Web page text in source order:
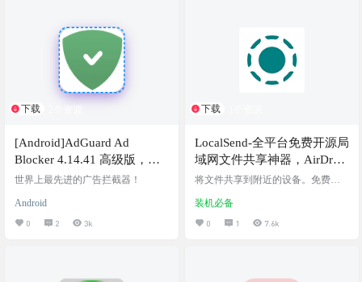
具imFile ，今天阿喵就分享介绍下im
File 软件介绍 imFile 是一款全能的下
载工具，支持多种下载协议，包括
长截图按钮，会出现另一个截图界
面，在这个截图界面再点击一次长
截图按钮，会看到截图范围…
下载
[Android]AdGuard Ad
Blocker 4.14.41 高级版，最
好用的广告拦截器
世界上最先进的广告拦截器！
Android
0 2 3k
下载
LocalSend-全平台免费开源局
域网文件共享神器，AirDrop
的开源跨平台替代品
将文件共享到附近的设备。免费、
通过本地LAN网络发送文件和消
息。无需互联网，无需外部服务
装机必备
0 1 7.6k